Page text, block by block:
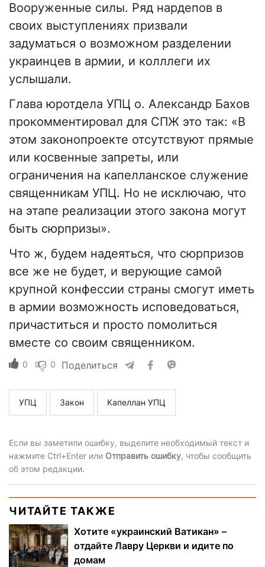
Вооруженные силы. Ряд нардепов в
своих выступлениях призвали
задуматься о возможном разделении
украинцев в армии, и колллеги их
услышали.
Глава юротдела УПЦ о. Александр Бахов
прокомментировал для СПЖ это так: «В
этом законопроекте отсутствуют прямые
или косвенные запреты, или
ограничения на капелланское служение
священникам УПЦ. Но не исключаю, что
на этапе реализации этого закона могут
быть сюрпризы».
Что ж, будем надеяться, что сюрпризов
все же не будет, и верующие самой
крупной конфессии страны смогут иметь
в армии возможность исповедоваться,
причаститься и просто помолиться
вместе со своим священником.
0 0 Поделиться
УПЦ Закон Капеллан УПЦ
Если вы заметили ошибку, выделите необходимый текст и
нажмите Ctrl+Enter или Отправить ошибку, чтобы сообщить
об этом редакции.
ЧИТАЙТЕ ТАКЖЕ
Хотите «украинский Ватикан» –
отдайте Лавру Церкви и идите по
домам